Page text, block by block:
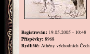
Registrován: 19.05.2005 - 10:48
Příspěvky: 8968
Bydliště: Athény východních Čech